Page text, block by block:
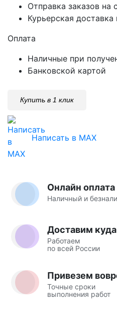
Отправка заказов
Курьерская
Оплата
Наличные при
Банковской картой
Купить в 1 клик
Написать в MAX
Онлайн оплата
Наличный и
Доставим
Работаем
по всей России
Привезем
Точные сроки
выполнения работ